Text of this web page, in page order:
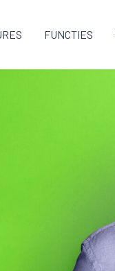
FUNCTIES